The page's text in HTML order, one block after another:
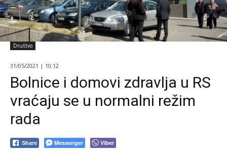
Društvo
31/05/2021 | 10:12
Bolnice i domovi zdravlja u RS
vraćaju se u normalni režim
rada
Share Messenger Viber